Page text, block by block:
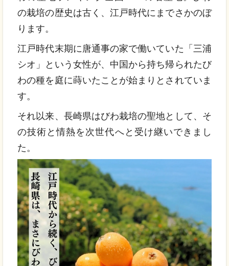
の栽培の歴史は古く、江戸時代にまでさかのぼ
ります。
江戸時代末期に唐通事の家で働いていた「三浦
シオ」という女性が、中国から持ち帰られたび
わの種を庭に蒔いたことが始まりとされていま
す。
それ以来、長崎県はびわ栽培の聖地として、そ
の技術と情熱を次世代へと受け継いできまし
た。